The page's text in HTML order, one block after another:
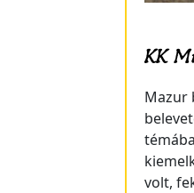
KK
Mazur
volt,